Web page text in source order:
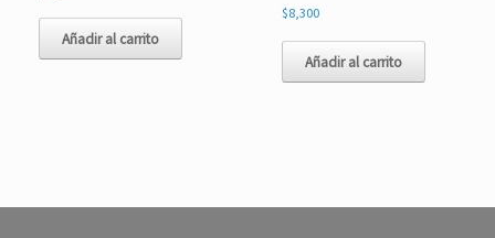
Añadir al carrito
$8,300
Añadir al carrito